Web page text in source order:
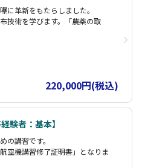
に革新をもたらしました。
技術を学びます。「農薬の取
めの最適な散布方法など、
220,000円(税込)
験者：基本】
の講習です。
空機講習修了証明書」となりま